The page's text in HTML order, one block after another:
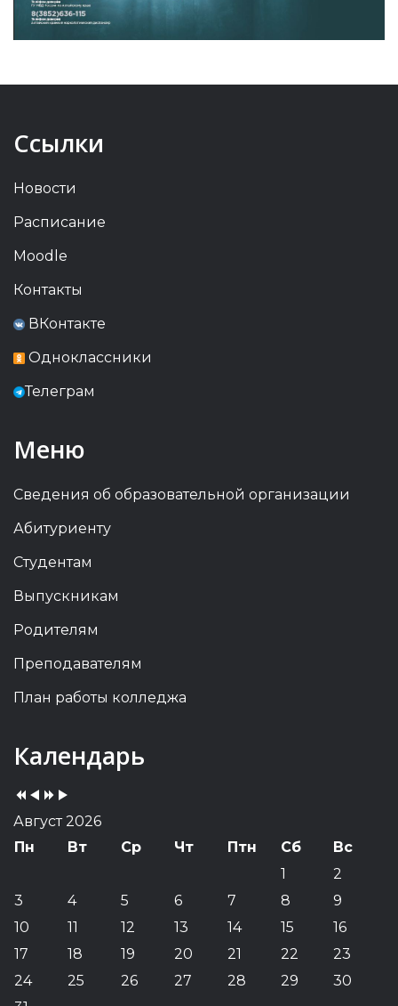
Ссылки
Новости
Расписание
Moodle
Контакты
ВКонтакте
Одноклассники
Телеграм
Меню
Сведения об образовательной организации
Абитуриенту
Студентам
Выпускникам
Родителям
Преподавателям
План работы колледжа
Календарь
Previous
Year
Previous
Month
YearMonth
Август 2026
Пн
Вт Ср Чт Птн Сб
Вс
1
2
3
4 5 6 7 8
9
10
11 12 13 14 15
16
17
18 19 20 21 22
23
24
25 26 27 28 29
30